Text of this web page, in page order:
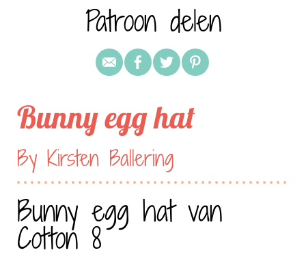
Patroon delen
Bunny egg hat
By Kirsten Ballering
Bunny egg hat van
Cotton 8